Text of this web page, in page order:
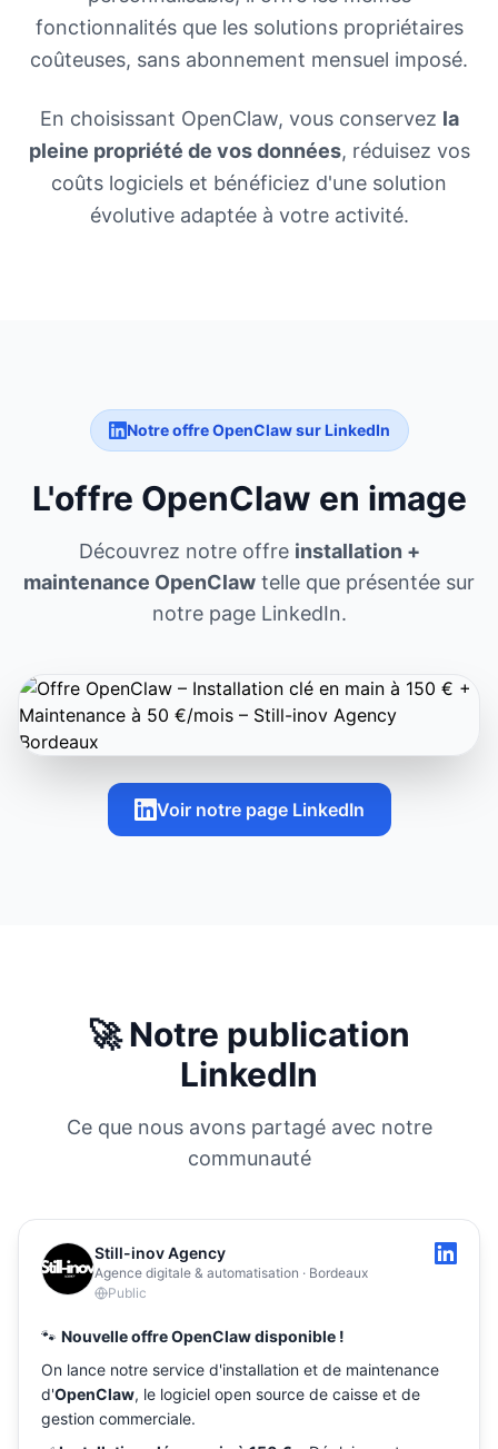
fonctionnalités que les solutions propriétaires
coûteuses, sans abonnement mensuel imposé.
En choisissant OpenClaw, vous conservez la
pleine propriété de vos données, réduisez vos
coûts logiciels et bénéficiez d'une solution
évolutive adaptée à votre activité.
Notre offre OpenClaw sur LinkedIn
L'offre OpenClaw en image
Découvrez notre offre installation +
maintenance OpenClaw telle que présentée sur
notre page LinkedIn.
Voir notre page LinkedIn
🚀 Notre publication
LinkedIn
Ce que nous avons partagé avec notre
communauté
Still-inov Agency
Agence digitale & automatisation · Bordeaux
Public
🐾 Nouvelle offre OpenClaw disponible !
On lance notre service d'installation et de maintenance
d'OpenClaw, le logiciel open source de caisse et de
gestion commerciale.